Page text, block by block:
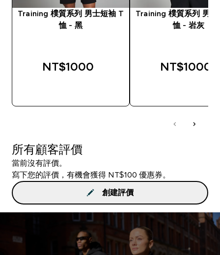
Training 樸質系列 男士短袖 T
恤 - 黑
NT$1000‎
Training 樸質系列 男
恤 - 岩灰
NT$1000‎
所有顧客評價
當前沒有評價。
寫下您的評價，有機會獲得 NT$100 優惠券。
創建評價